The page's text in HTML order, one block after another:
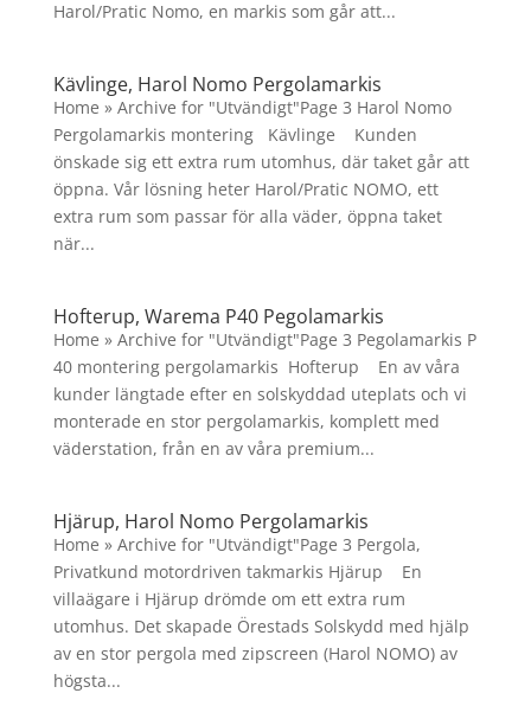
Harol/Pratic Nomo, en markis som går att...
Kävlinge, Harol Nomo Pergolamarkis
Home » Archive for "Utvändigt"Page 3 Harol Nomo
Pergolamarkis montering Kävlinge Kunden
önskade sig ett extra rum utomhus, där taket går att
öppna. Vår lösning heter Harol/Pratic NOMO, ett
extra rum som passar för alla väder, öppna taket
när...
Hofterup, Warema P40 Pegolamarkis
Home » Archive for "Utvändigt"Page 3 Pegolamarkis P
40 montering pergolamarkis Hofterup En av våra
kunder längtade efter en solskyddad uteplats och vi
monterade en stor pergolamarkis, komplett med
väderstation, från en av våra premium...
Hjärup, Harol Nomo Pergolamarkis
Home » Archive for "Utvändigt"Page 3 Pergola,
Privatkund motordriven takmarkis Hjärup En
villaägare i Hjärup drömde om ett extra rum
utomhus. Det skapade Örestads Solskydd med hjälp
av en stor pergola med zipscreen (Harol NOMO) av
högsta...